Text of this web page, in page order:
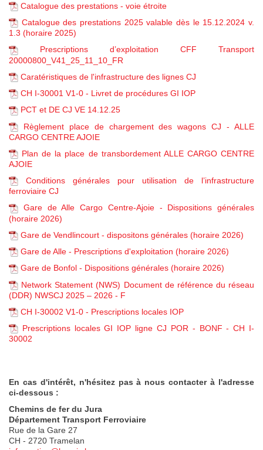
Catalogue des prestations - voie étroite
Catalogue des prestations 2025 valable dès le 15.12.2024 v.
1.3 (horaire 2025)
Prescriptions d’exploitation CFF Transport
20000800_V41_25_11_10_FR
Caratéristiques de l'infrastructure des lignes CJ
CH I-30001 V1-0 - Livret de procédures GI IOP
PCT et DE CJ VE 14.12.25
Règlement place de chargement des wagons CJ - ALLE
CARGO CENTRE AJOIE
Plan de la place de transbordement ALLE CARGO CENTRE
AJOIE
Conditions générales pour utilisation de l’infrastructure
ferroviaire CJ
Gare de Alle Cargo Centre-Ajoie - Dispositions générales
(horaire 2026)
Gare de Vendlincourt - dispositons générales (horaire 2026)
Gare de Alle - Prescriptions d'exploitation (horaire 2026)
Gare de Bonfol - Dispositions générales (horaire 2026)
Network Statement (NWS) Document de référence du réseau
(DDR) NWSCJ 2025 – 2026 - F
CH I-30002 V1-0 - Prescriptions locales IOP
Prescriptions locales GI IOP ligne CJ POR - BONF - CH I-
30002
En cas d'intérêt, n'hésitez pas à nous contacter à l'adresse
ci-dessous :
Chemins de fer du Jura
Département Transport Ferroviaire
Rue de la Gare 27
CH - 2720 Tramelan